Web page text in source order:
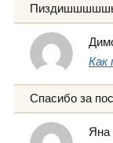
Как
Спасибо за
Яна